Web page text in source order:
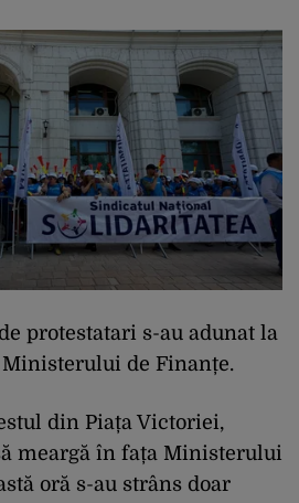
protestatari s-au adunat la
de Finanțe.
din Piața Victoriei,
meargă în fața Ministerului
oră s-au strâns doar